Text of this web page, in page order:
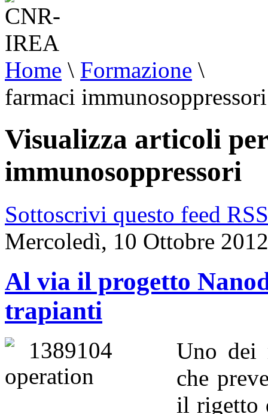
Home \ Formazione \
farmaci immunosoppressori
Visualizza articoli
immunosoppressori
Sottoscrivi questo feed RSS
Mercoledì, 10 Ottobre
Al via il progetto
trapianti
Uno dei
che
il rigetto